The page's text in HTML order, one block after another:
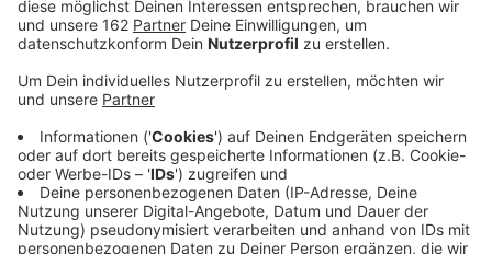
©picture alliance/dpa | Swen Pförtner
In Deutschland ist der Heilige Abend für die Christen zu
dem Tag geworden, an dem nach Einbruch der
Dunkelheit die Bescherung mit Geschenken
stattfindet.
Anzeige